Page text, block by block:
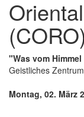
"Was vom
Geistliches
Montag, 02. März